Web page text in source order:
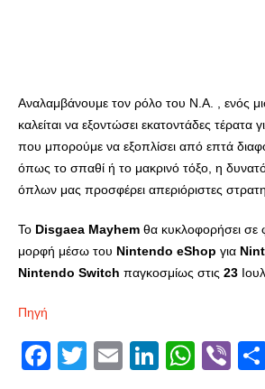
Αναλαμβάνουμε τον ρόλο του N.A. , ενός
καλείται να εξοντώσει εκατοντάδες
που μπορούμε να εξοπλίσει από επτά
όπως το σπαθί ή το μακρινό τόξο, η
όπλων μας προσφέρει απεριόριστες
Το Disgaea Mayhem θα κυκλοφορήσει σε
μορφή μέσω του Nintendo eShop για
Nintendo Switch παγκοσμίως στις 23
Πηγή
Facebook
Twitter
EmailLinkedIn